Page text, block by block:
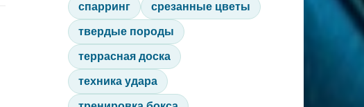
спарринг срезанные цветы
твердые породы
террасная доска
техника удара